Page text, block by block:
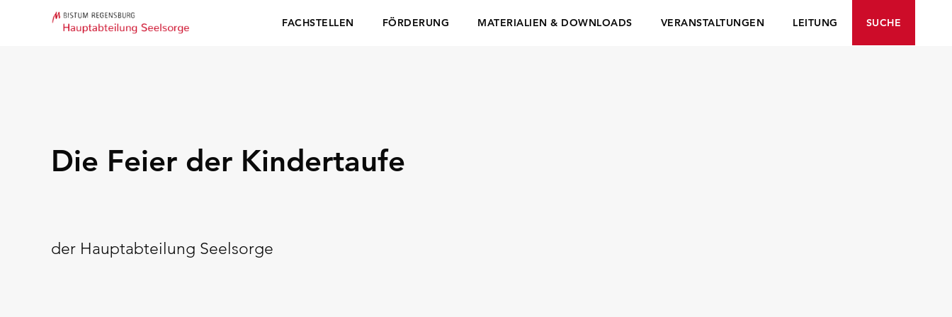
FACHSTELLEN FÖRDERUNG MATERIALIEN & DOWNLOADS VERANSTALTUNGEN LEITUNG SUCHE
Die Feier der Kindertaufe
der Hauptabteilung Seelsorge